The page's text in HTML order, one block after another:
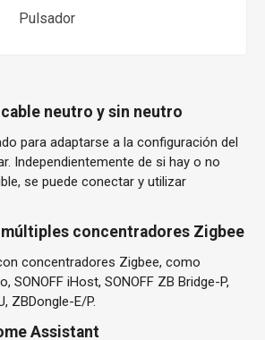
Pulsador
neutro y sin neutro
para adaptarse a la configuración del
Independientemente de si hay o no
se puede conectar y utilizar
concentradores Zigbee
concentradores Zigbee, como
SONOFF iHost, SONOFF ZB Bridge-P,
ZBDongle-E/P.
Assistant